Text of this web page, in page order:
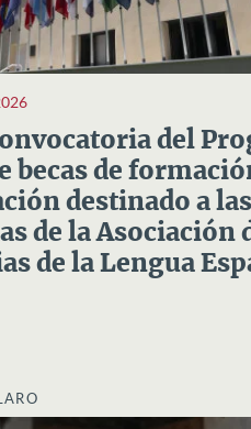
del
becas de
destinado a las
de la Asociación
de la Lengua